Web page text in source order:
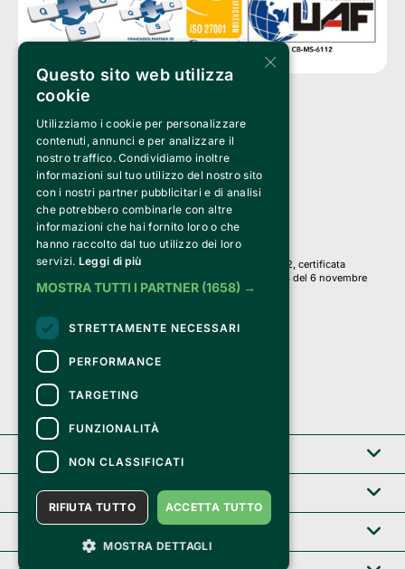
Clappit è un marchio di proprietà di:
Bemils Srl
a Socio Unico
Via Fosse Ardeatine, 4 -20092 Cinisello Balsamo (MI)
PI 05589050961
Iscr. C.C.I.A.A. Milano R.E.A. 1833471
© 2010-2025 Bemils Srl - Tutti i diritti riservati
Credits:
Clappit è basato sulla piattaforma di biglietteria Belive 6.2, certificata
dall’Agenzia delle Entrate con protocollo n. 2025/445474 del 6 novembre
2025.
Su Clappit i tuoi acquisti ed i tuoi dati
sono sicuri e protetti da un certificato SSL
con crittografia a 128 bit.
Clappit
Help center
×
Questo sito web utilizza
cookie
Utilizziamo i cookie per personalizzare
contenuti, annunci e per analizzare il
nostro traffico. Condividiamo inoltre
informazioni sul tuo utilizzo del nostro sito
con i nostri partner pubblicitari e di analisi
che potrebbero combinarle con altre
informazioni che hai fornito loro o che
hanno raccolto dal tuo utilizzo dei loro
servizi. Leggi di più
MOSTRA TUTTI I PARTNER (1658) →
STRETTAMENTE NECESSARI
PERFORMANCE
TARGETING
FUNZIONALITÀ
NON CLASSIFICATI
ACCETTA TUTTO
RIFIUTA TUTTO
MOSTRA DETTAGLI